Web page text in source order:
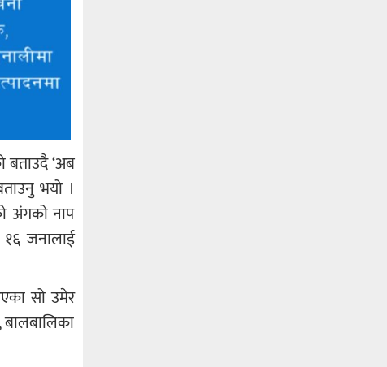
बताउदै ‘अब
भयो ।
अंगको नाप
१६ जनालाई
सो उमेर